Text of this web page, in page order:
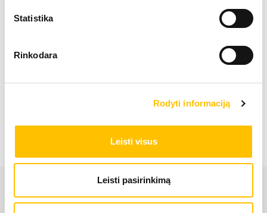
Statistika
Rinkodara
Rodyti informaciją
Leisti visus
Leisti pasirinkimą
180
1.00